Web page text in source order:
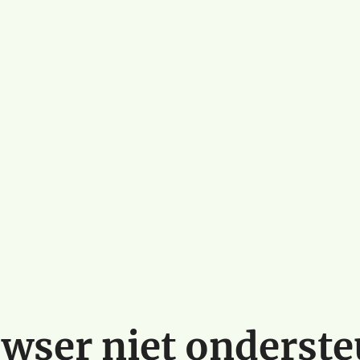
niet